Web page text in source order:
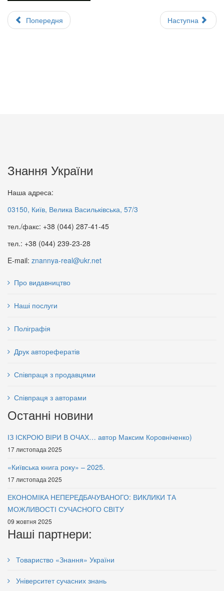
Попередня Наступна
Знання України
Наша адреса:
03150, Київ, Велика Васильківська, 57/3
тел./факс: +38 (044) 287-41-45
тел.: +38 (044) 239-23-28
E-mail: znannya-real@ukr.net
Про видавництво
Наші послуги
Поліграфія
Друк авторефератів
Співпраця з продавцями
Співпраця з авторами
Останні новини
ІЗ ІСКРОЮ ВІРИ В ОЧАХ… автор Максим Коровніченко)
17 листопада 2025
«Київська книга року» – 2025.
17 листопада 2025
ЕКОНОМІКА НЕПЕРЕДБАЧУВАНОГО: ВИКЛИКИ ТА
МОЖЛИВОСТІ СУЧАСНОГО СВІТУ
09 жовтня 2025
Наші партнери:
Товариство «Знання» України
Університет сучасних знань